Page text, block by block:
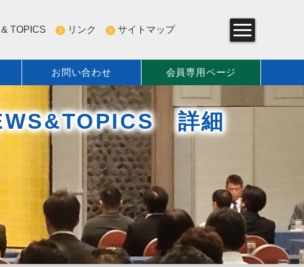
TOPICS リンク サイトマップ
への取組み
育 行事一覧
資格について
ト
お問い合わせ 会員専用ページ
詳細